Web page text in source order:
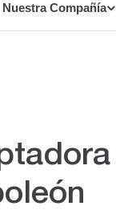
Nuestra Compañía